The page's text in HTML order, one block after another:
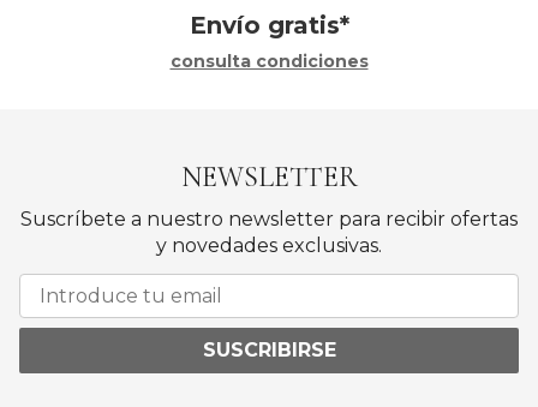
Envío gratis*
consulta condiciones
NEWSLETTER
Suscríbete a nuestro newsletter para recibir ofertas
y novedades exclusivas.
SUSCRIBIRSE